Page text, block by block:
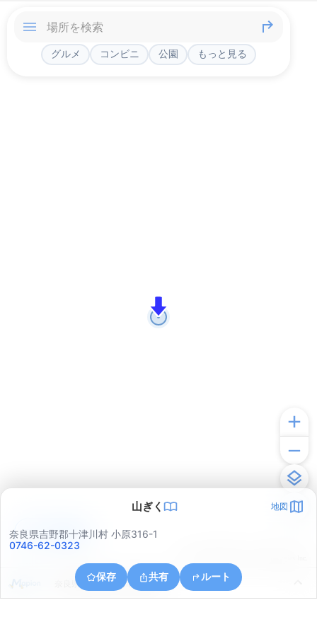
グルメ コンビニ 公園 もっと見る
山ぎく 地図
奈良県吉野郡十津川村 小原316-1
0746-62-0323
保存 共有 ルート
奈良県吉野郡十津川村那知合
アプリで見る